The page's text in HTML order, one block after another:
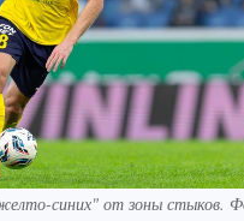
синих" от зоны стыков.